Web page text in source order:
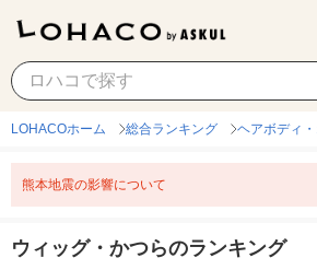
ウィッグ・かつら
LOHACOホーム 総合ランキング ヘアボディ
熊本地震の影響について
ウィッグ・かつらのランキング